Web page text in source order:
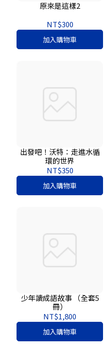
原來是這樣2
NT$300
加入購物車
出發吧！沃特：走進水循
環的世界
NT$350
加入購物車
少年讀成語故事 （全套5
冊）
NT$1,800
加入購物車